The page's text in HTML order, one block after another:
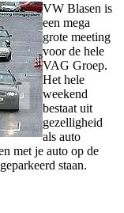
VW Blasen is
een mega
grote meeting
voor de hele
VAG Groep.
Het hele
weekend
bestaat uit
gezelligheid
als auto
met je auto op de
staan.